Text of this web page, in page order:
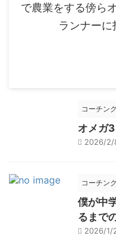
で農業をする傍ら
ランナーに
コーチン
オメガ
2026/2/
コーチン
僕が中
るまで
2026/1/